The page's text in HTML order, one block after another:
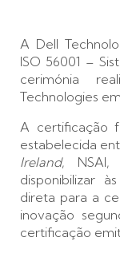
A Dell
ISO 56001 –
cerimónia
Technologies
A certificação
estabelecida
Ireland, NSAI,
disponibilizar
direta para a
inovação
certificação